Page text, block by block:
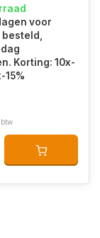
voor
Korting: 10x-
15%